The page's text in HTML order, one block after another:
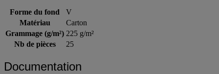
Forme du fond
V
Matériau
Carton
Grammage (g/m²) 225 g/m²
Nb de pièces
25
Documentation